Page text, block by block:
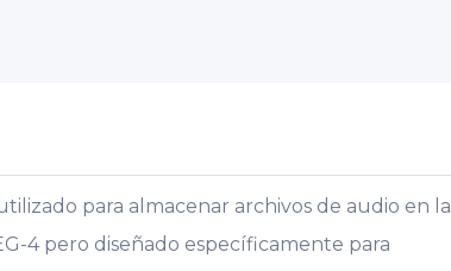
para almacenar archivos de audio en la
4 pero diseñado específicamente para